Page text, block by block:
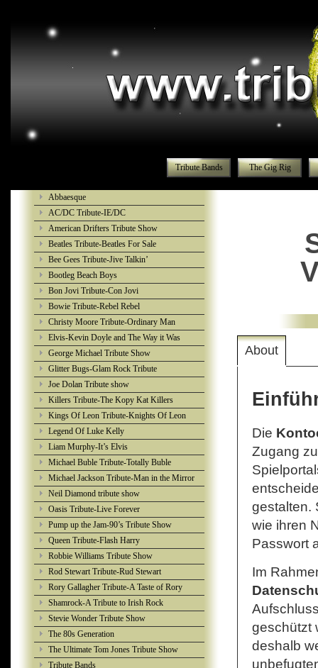
Tribute Bands The Gig Rig
About
Die
Zugang
gestalten.
wie ihren
Passwort
Im
geschützt
deshalb
Abbaesque
AC/DC Tribute-IE/DC
American Drifters Tribute Show
Beatles Tribute-Beatles For Sale
Bee Gees Tribute-Jive Talkin’
Bootleg Beach Boys
Bon Jovi Tribute-Con Jovi
Bowie Tribute-Rebel Rebel
Christy Moore Tribute-Ordinary Man
Elvis-Kevin Doyle and The Way it Was
George Michael Tribute Show
Glitter Bugs-Glam Rock Tribute
Joe Dolan Tribute show
Killers Tribute-The Kopy Kat Killers
Kings Of Leon Tribute-Knights Of Leon
Legend Of Luke Kelly
Liam Murphy-It’s Elvis
Michael Buble Tribute-Totally Buble
Michael Jackson Tribute-Man in the Mirror
Neil Diamond tribute show
Oasis Tribute-Live Forever
Pump up the Jam-90’s Tribute Show
Queen Tribute-Flash Harry
Robbie Williams Tribute Show
Rod Stewart Tribute-Rud Stewart
Rory Gallagher Tribute-A Taste of Rory
Shamrock-A Tribute to Irish Rock
Stevie Wonder Tribute Show
The 80s Generation
The Ultimate Tom Jones Tribute Show
Tribute Bands